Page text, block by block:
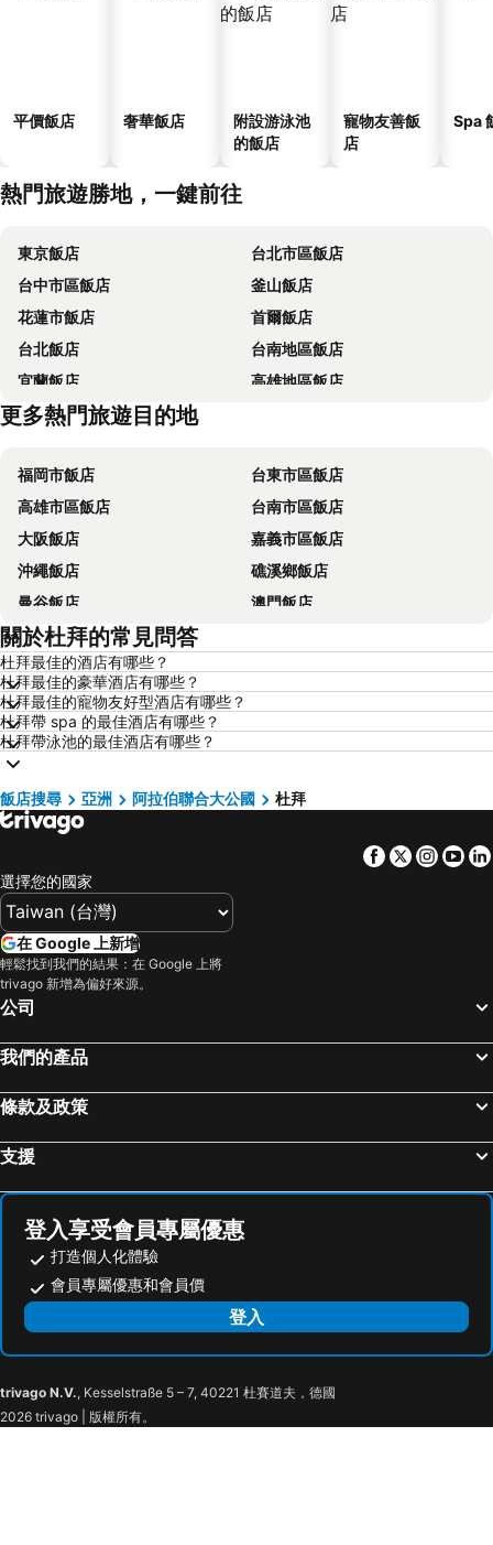
平價飯店 奢華飯店
附設游泳池
的飯店
寵物友善飯
店
Spa
熱門旅遊勝地，一鍵前往
東京飯店
台北市區飯店
台中市區飯店
釜山飯店
花蓮市飯店
首爾飯店
台北飯店
台南地區飯店
宜蘭飯店
高雄地區飯店
台東飯店
更多熱門旅遊目的地
福岡市飯店
台東市區飯店
高雄市區飯店
台南市區飯店
大阪飯店
嘉義市區飯店
沖繩飯店
礁溪鄉飯店
曼谷飯店
澳門飯店
香港飯店
羅東市飯店
板橋區飯店
名古屋飯店
京都飯店
北投飯店
西屯區飯店
嘉義飯店
南投飯店
桃園地區飯店
苗栗縣飯店
彰化地區飯店
台灣飯店
新北市飯店
澳門飯店
京都府飯店
關於杜拜的常見問答
杜拜最佳的酒店有哪些？
杜拜最佳的豪華酒店有哪些？
杜拜最佳的寵物友好型酒店有哪些？
杜拜帶 spa 的最佳酒店有哪些？
杜拜帶泳池的最佳酒店有哪些？
飯店搜尋 亞洲 阿拉伯聯合大公國 杜拜
Facebook
Twitter
選擇您的國家
在 Google 上新增
輕鬆找到我們的結果：在 Google 上將
trivago 新增為偏好來源。
公司
我們的產品
條款及政策
支援
登入享受會員專屬優惠
打造個人化體驗
會員專屬優惠和會員價
登入
trivago N.V., Kesselstraße 5 – 7, 40221 杜賽道夫，德國
2026 trivago | 版權所有。